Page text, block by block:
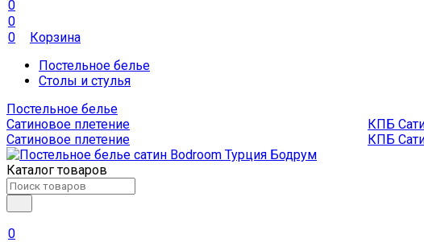
0
0
0
Корзина
Постельное белье
Столы и стулья
Постельное белье
Сатиновое плетение
КПБ
Сатиновое плетение
КПБ
Каталог товаров
0